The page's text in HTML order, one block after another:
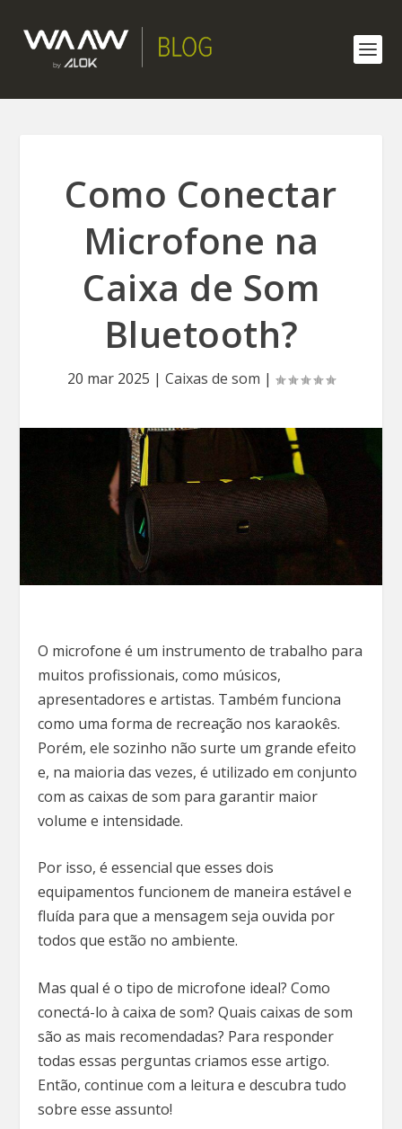
Como Conectar
Microfone na
Caixa de Som
Bluetooth?
20 mar 2025 | Caixas de som |
O microfone é um instrumento de trabalho para
muitos profissionais, como músicos,
apresentadores e artistas. Também funciona
como uma forma de recreação nos karaokês.
Porém, ele sozinho não surte um grande efeito
e, na maioria das vezes, é utilizado em conjunto
com as caixas de som para garantir maior
volume e intensidade.
Por isso, é essencial que esses dois
equipamentos funcionem de maneira estável e
fluída para que a mensagem seja ouvida por
todos que estão no ambiente.
Mas qual é o tipo de microfone ideal? Como
conectá-lo à caixa de som? Quais caixas de som
são as mais recomendadas? Para responder
todas essas perguntas criamos esse artigo.
Então, continue com a leitura e descubra tudo
sobre esse assunto!